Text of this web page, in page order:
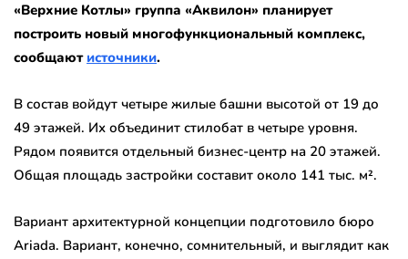
«Верхние Котлы» группа «Аквилон» планирует
построить новый многофункциональный комплекс,
сообщают источники.
В состав войдут четыре жилые башни высотой от 19 до
49 этажей. Их объединит стилобат в четыре уровня.
Рядом появится отдельный бизнес-центр на 20 этажей.
Общая площадь застройки составит около 141 тыс. м².
Вариант архитектурной концепции подготовило бюро
Ariada. Вариант, конечно, сомнительный, и выглядит как